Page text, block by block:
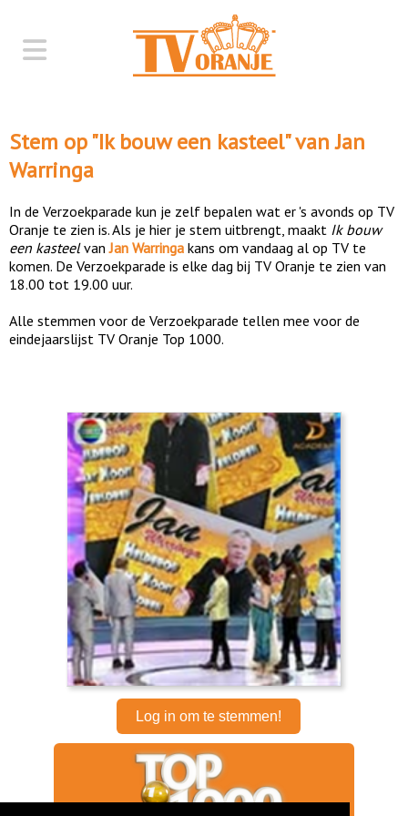
Stem op "Ik bouw een kasteel" vanJan
Warringa
In de Verzoekparade kun je zelf bepalen wat er 's avonds op TV
Oranje te zien is. Als je hier je stem uitbrengt, maakt Ik bouw
een kasteelvanJan Warringa kans om vandaag al op TV te
komen. De Verzoekparade is elke dag bij TV Oranje te zien van
18.00 tot 19.00 uur.
Alle stemmen voor de Verzoekparade tellen mee voor de
eindejaarslijst TV Oranje Top 1000.
Log in om te stemmen!